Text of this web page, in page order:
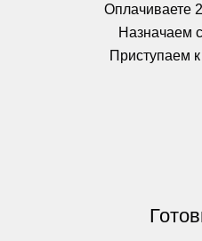
Оплачиваете
Назначаем
Приступаем